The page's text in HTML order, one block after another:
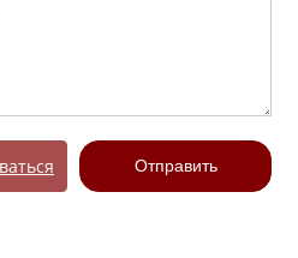
Отправить